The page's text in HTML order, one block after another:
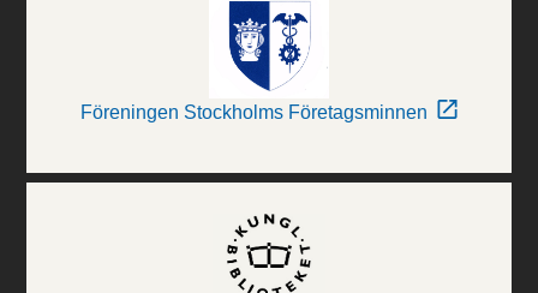
Föreningen Stockholms Företagsminnen